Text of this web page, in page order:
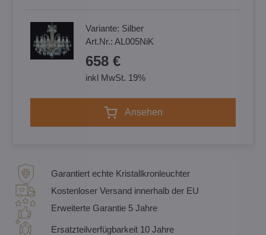
Variante: Silber
Art.Nr.: AL005NiK
658 €
inkl MwSt. 19%
Ansehen
Garantiert echte Kristallkronleuchter
Kostenloser Versand innerhalb der EU
Erweiterte Garantie 5 Jahre
Ersatzteilverfügbarkeit 10 Jahre